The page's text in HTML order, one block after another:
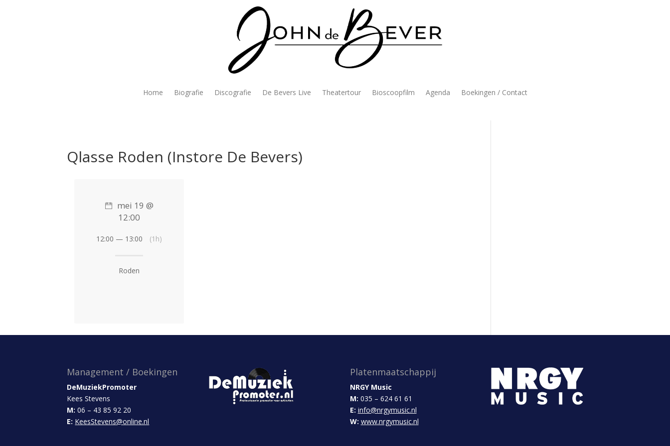
Home Biografie Discografie De Bevers Live Theatertour Bioscoopfilm Agenda Boekingen / Contact
Qlasse Roden (Instore De Bevers)
mei 19 @
12:00
12:00 — 13:00 (1h)
Roden
Management / Boekingen
DeMuziekPromoter
Kees Stevens
M: 06 – 43 85 92 20
E: KeesStevens@online.nl
Platenmaatschappij
NRGY Music
M: 035 – 624 61 61
E: info@nrgymusic.nl
W: www.nrgymusic.nl